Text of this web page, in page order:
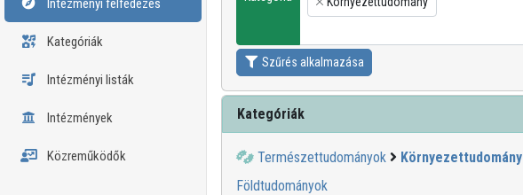
Intézményi felfedezés
Kategóriák
Intézményi listák
Intézmények
Közreműködők
×
Szűrés alkalmazása
Kategóriák
Természettudományok
Környezettudomány
Földtudományok